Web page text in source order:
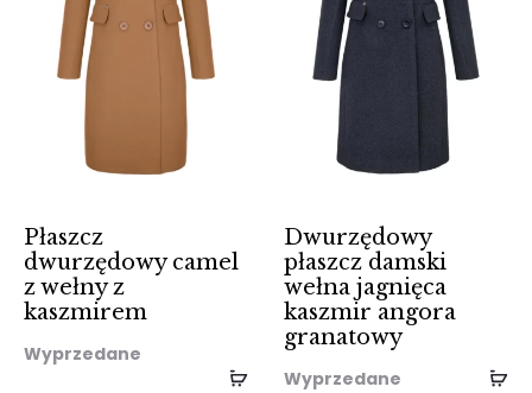
Płaszcz
dwurzędowy camel
z wełny z
kaszmirem
Wyprzedane
Dwurzędowy
płaszcz damski
wełna jagnięca
kaszmir angora
granatowy
Wyprzedane